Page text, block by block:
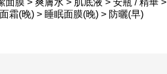
膜 > 爽膚水 > 肌底液 > 安瓶 / 精華 >
霜(晚) > 睡眠面膜(晚) > 防曬(早)